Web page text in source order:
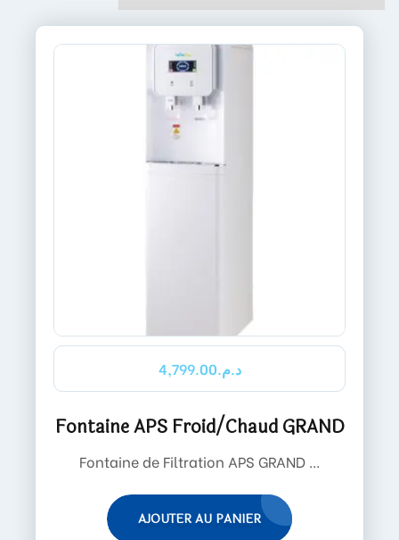
د.م.4,799.00
Fontaine APS Froid/Chaud GRAND
Fontaine de Filtration APS GRAND ...
AJOUTER AU PANIER